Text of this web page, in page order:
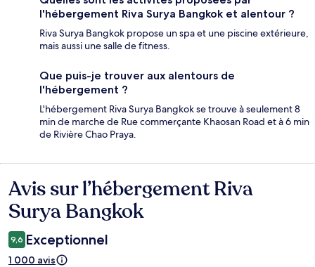
l'hébergement Riva Surya Bangkok et alentour ?
Riva Surya Bangkok propose un spa et une piscine extérieure,
mais aussi une salle de fitness.
Que puis-je trouver aux alentours de
l'hébergement ?
L'hébergement Riva Surya Bangkok se trouve à seulement 8
min de marche de Rue commerçante Khaosan Road et à 6 min
de Rivière Chao Praya.
Avis
Avis sur l’hébergement Riva
Surya Bangkok
9,6 Exceptionnel
1 000 avis